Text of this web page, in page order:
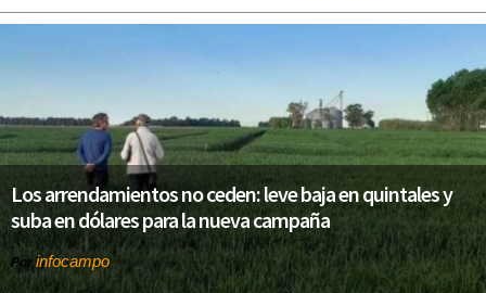
Los arrendamientos no ceden: leve baja en quintales y
suba en dólares para la nueva campaña
Por infocampo